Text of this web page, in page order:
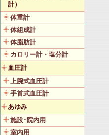
計）
体重計
体組成計
体脂肪計
カロリー計・塩分計
血圧計
上腕式血圧計
手首式血圧計
あゆみ
施設･院内用
室内用